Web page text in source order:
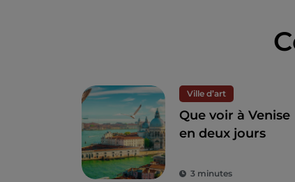
Ville d’art
Que voir à Venise
en deux jours
3 minutes